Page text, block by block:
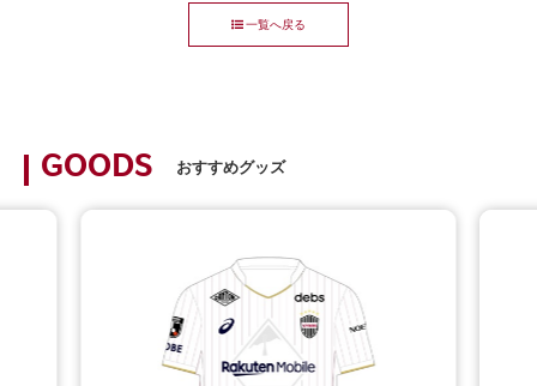
一覧へ戻る
GOODS おすすめグッズ